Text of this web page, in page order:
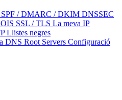
SPF / DMARC / DKIM DNSSEC
SSL / TLS La meva IP
Llistes negres
DNS Root Servers Configuració